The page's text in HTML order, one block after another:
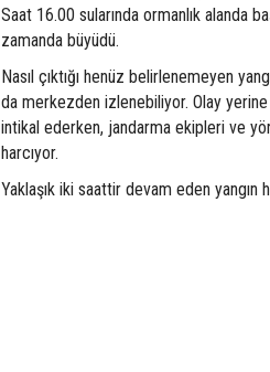
Saat 16.00 sularında ormanlık alanda
zamanda büyüdü.
Nasıl çıktığı henüz belirlenemeyen
da merkezden izlenebiliyor. Olay
intikal ederken, jandarma ekipleri ve
harcıyor.
Yaklaşık iki saattir devam eden yangın